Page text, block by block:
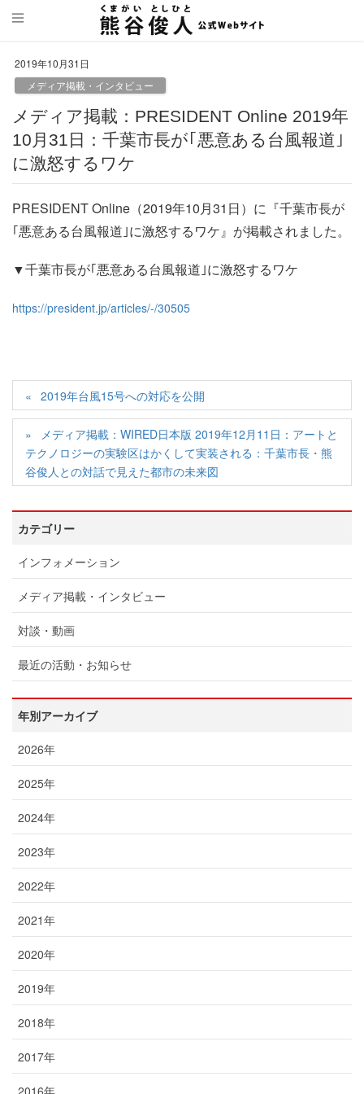
2019年10月31日
メディア掲載・インタビュー
メディア掲載：PRESIDENT Online 2019年
10月31日：千葉市長が｢悪意ある台風報道｣
に激怒するワケ
PRESIDENT Online（2019年10月31日）に『千葉市長が
｢悪意ある台風報道｣に激怒するワケ』が掲載されました。
▼千葉市長が｢悪意ある台風報道｣に激怒するワケ
https://president.jp/articles/-/30505
2019年台風15号への対応を公開
メディア掲載：WIRED日本版 2019年12月11日：アートと
テクノロジーの実験区はかくして実装される：千葉市長・熊
谷俊人との対話で見えた都市の未来図
カテゴリー
インフォメーション
メディア掲載・インタビュー
対談・動画
最近の活動・お知らせ
年別アーカイブ
2026年
2025年
2024年
2023年
2022年
2021年
2020年
2019年
2018年
2017年